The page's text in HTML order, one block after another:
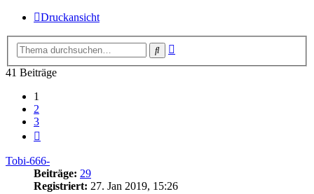
Druckansicht
Suche
41 Beiträge
1
2
3
Tobi-666-
Beiträge: 29
Registriert: 27. Jan 2019, 15:26